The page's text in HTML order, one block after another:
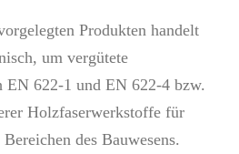
Produkten handelt
um vergütete
EN 622-1 und EN 622-4 bzw.
Holzfaserwerkstoffe für
des Bauwesens.